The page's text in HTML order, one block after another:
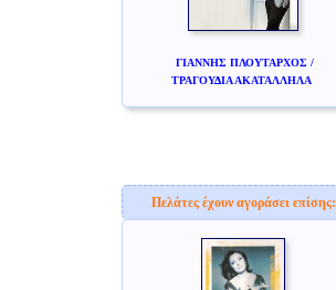
ΓΙΑΝΝΗΣ ΠΛΟΥΤΑΡΧΟΣ /
ΤΡΑΓΟΥΔΙΑ ΑΚΑΤΑΛΛΗΛΑ
Πελάτες έχουν αγοράσει επίσης: